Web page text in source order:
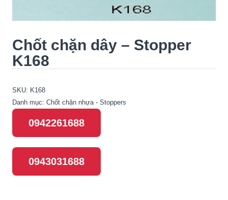
Chốt chặn dây – Stopper
K168
SKU: K168
Danh mục: Chốt chặn nhựa - Stoppers
0942261688
0943031688